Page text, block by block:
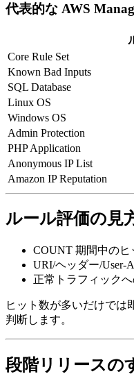
代表的な AWS
Core Rule Set
Known Bad Inputs
SQL Database
Linux OS
Windows OS
Admin Protection
PHP Application
Anonymous IP List
Amazon IP Reputation
ルール評価の見
COUNT 期間中のヒ
URI/ヘッダー/User-
正常トラフィック
ヒット数が多いだけでは
判断します。
段階リリースの